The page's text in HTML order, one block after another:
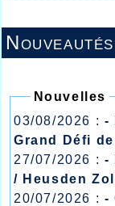
Nouvelles
03/08/2026 : -
Grand Défi
27/07/2026 : -
/ Heusden
20/07/2026 : -